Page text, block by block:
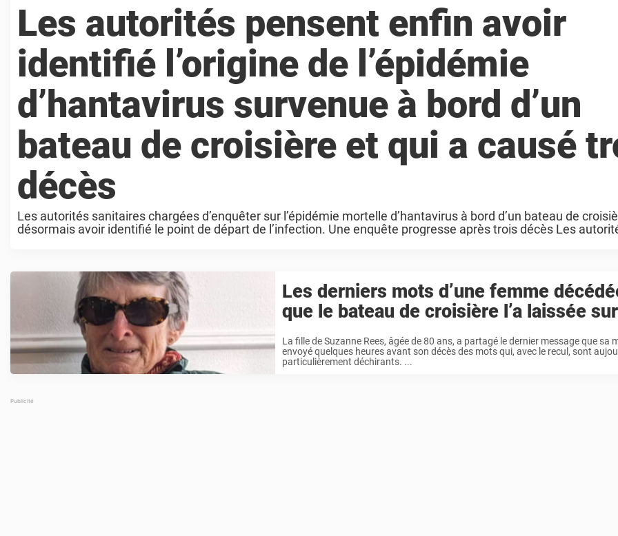
Les autorités pensent enfin avoir
identifié l’origine de l’épidémie
d’hantavirus survenue à bord d’un
bateau de croisière et qui a causé
décès
Les autorités sanitaires chargées d’enquêter sur l’épidémie mortelle d’hantavirus à bord d’un bateau de
désormais avoir identifié le point de départ de l’infection. Une enquête progresse après trois décès Les
Les derniers mots d’une femme
que le bateau de croisière l’a laissée
La fille de Suzanne Rees, âgée de 80 ans, a partagé le dernier message que sa
envoyé quelques heures avant son décès des mots qui, avec le recul, sont
particulièrement déchirants. ...